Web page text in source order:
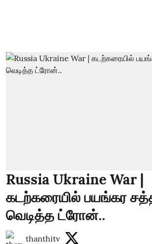
Russia Ukraine War |
கடற்கரையில் பயங்கர
வெடித்த ட்ரோன்..
thanthitv